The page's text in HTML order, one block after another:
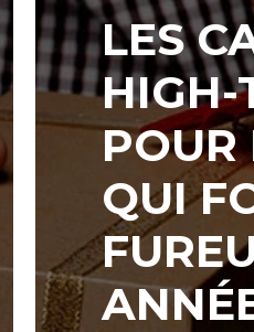
LES
HIGH-
POUR
QUI